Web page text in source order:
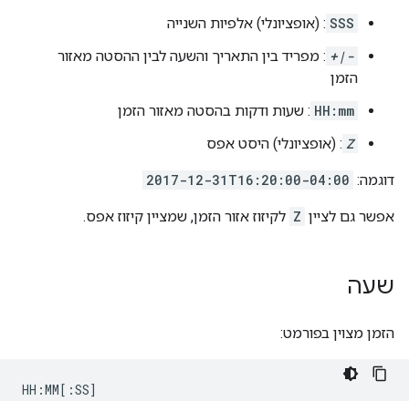
SSS : (אופציונלי) אלפיות השנייה
+|- : מפריד בין התאריך והשעה לבין ההסטה מאזור
הזמן
HH:mm : שעות ודקות בהסטה מאזור הזמן
Z : (אופציונלי) היסט אפס
דוגמה: 2017-12-31T16:20:00-04:00
אפשר גם לציין Z לקיזוז אזור הזמן, שמציין קיזוז אפס.
שעה
הזמן מצוין בפורמט: